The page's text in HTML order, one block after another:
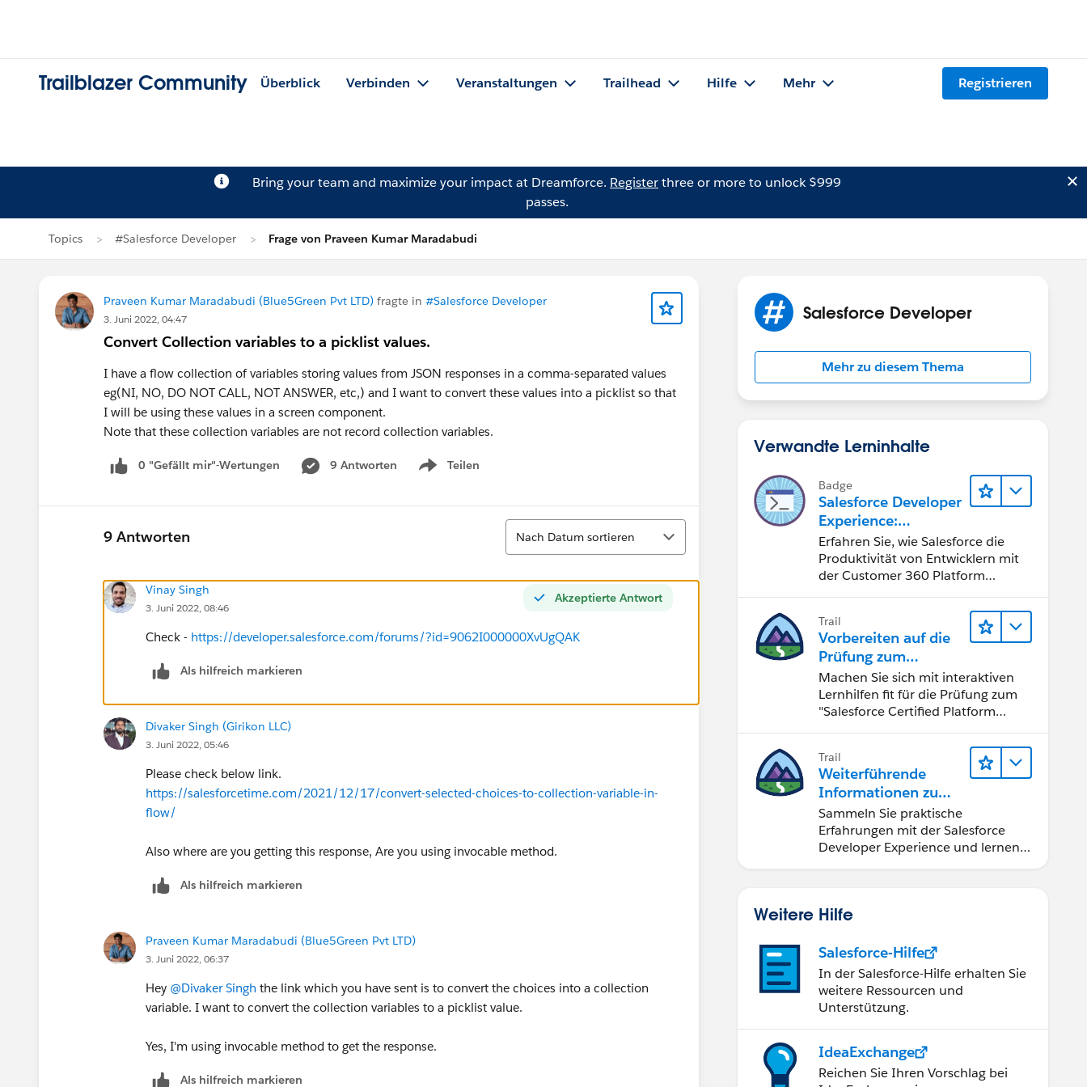
Trailblazer Community Überblick Verbinden Veranstaltungen Trailhead Hilfe Mehr Registrieren
Bring your team and maximize your impact at Dreamforce. Registerthree or more to unlock $999
passes.
Topics #Salesforce Developer Frage von Praveen Kumar Maradabudi
Praveen Kumar Maradabudi (Blue5Green Pvt LTD) fragte in #Salesforce Developer
3. Juni 2022, 04:47
Convert Collection variables to a picklist values.
I have a flow collection of variables storing values from JSON responses in a comma-separated values
eg(NI, NO, DO NOT CALL, NOT ANSWER, etc,) and I want to convert these values into a picklist so that
I will be using these values in a screen component.
Note that these collection variables are not record collection variables.
0 "Gefällt mir"-Wertungen 9 Antworten Teilen
Show menu
9 Antworten
Sortieren
Nach Datum sortieren
Akzeptierte Antwort
Vinay Singh
3. Juni 2022, 08:46
Check - https://developer.salesforce.com/forums/?id=9062I000000XvUgQAK
Als hilfreich markieren
Divaker Singh (Girikon LLC)
3. Juni 2022, 05:46
Please check below link.
https://salesforcetime.com/2021/12/17/convert-selected-choices-to-collection-variable-in-
flow/
Also where are you getting this response, Are you using invocable method.
Als hilfreich markieren
Praveen Kumar Maradabudi (Blue5Green Pvt LTD)
3. Juni 2022, 06:37
Hey @Divaker Singh the link which you have sent is to convert the choices into a collection
variable. I want to convert the collection variables to a picklist value.
Yes, I'm using invocable method to get the response.
Als hilfreich markieren
Salesforce Developer
Mehr zu diesem Thema
Verwandte Lerninhalte
Badge
Salesforce Developer
Experience:
Schnelleinstieg
Erfahren Sie, wie Salesforce die
Produktivität von Entwicklern mit
der Customer 360 Platform
Trail
Vorbereiten auf die
Prüfung zum
"Salesforce Certified
Platform Developer"
Machen Sie sich mit interaktiven
Lernhilfen fit für die Prüfung zum
"Salesforce Certified Platform
Trail
Weiterführende
Informationen zu
Salesforce-
Entwicklungstools
und -konzepten
Sammeln Sie praktische
Erfahrungen mit der Salesforce
Developer Experience und lernen
Weitere Hilfe
Salesforce-Hilfe
In der Salesforce-Hilfe erhalten Sie
weitere Ressourcen und
Unterstützung.
IdeaExchange
Reichen Sie Ihren Vorschlag bei